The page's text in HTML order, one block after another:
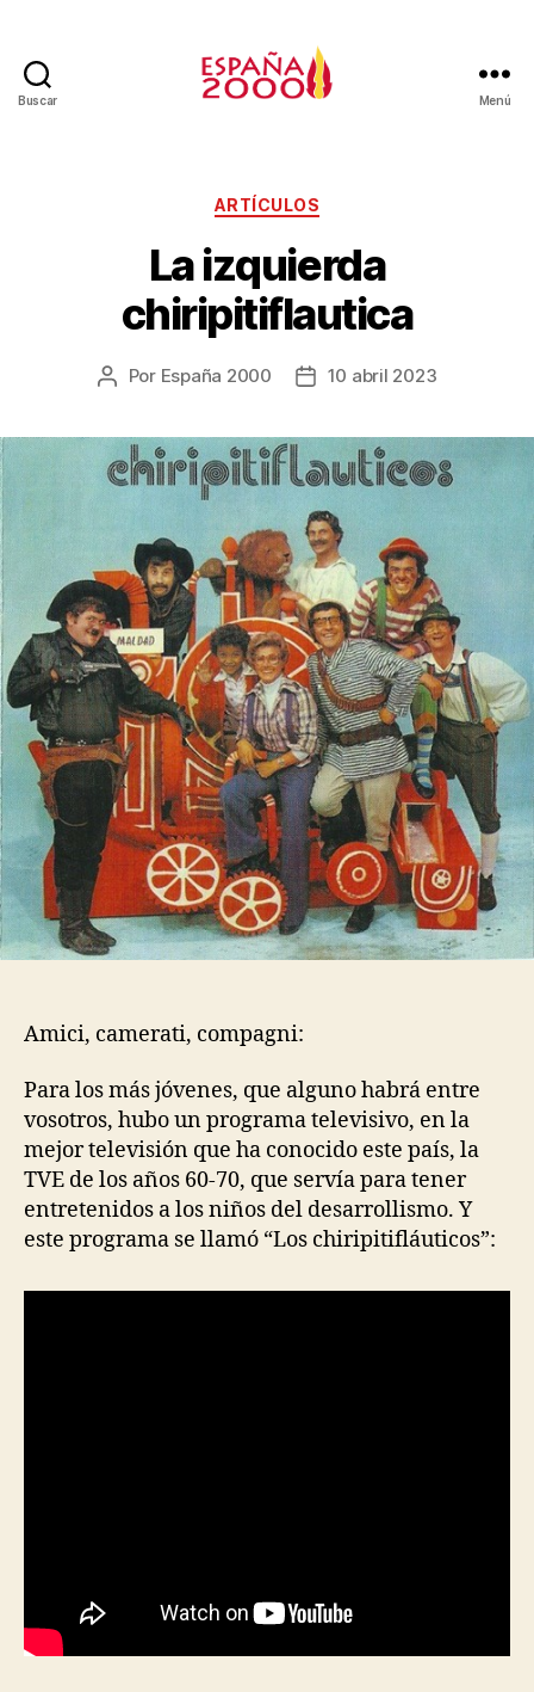
Buscar Menú
ARTÍCULOS
La izquierda
chiripitiflautica
Por España 2000 10 abril 2023
Amici, camerati, compagni:
Para los más jóvenes, que alguno habrá entre
vosotros, hubo un programa televisivo, en la
mejor televisión que ha conocido este país, la
TVE de los años 60-70, que servía para tener
entretenidos a los niños del desarrollismo. Y
este programa se llamó “Los chiripitifláuticos”: